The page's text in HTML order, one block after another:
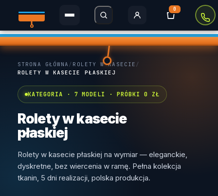
0
Rolety Dzień i Noc
Rolety w kasecie
Plisy
Rolety MINI
Rolety zaciemniające
Rolety Thermo
STRONA GŁÓWNA / ROLETY W KASECIE /
ROLETY W KASECIE PŁASKIEJ
KATEGORIA · 7 MODELI · PRÓBKI 0 ZŁ
Rolety w kasecie
płaskiej
Rolety w kasecie płaskiej na wymiar — eleganckie,
dyskretne, bez wiercenia w ramę. Pełna kolekcja
tkanin, 5 dni realizacji, polska produkcja.